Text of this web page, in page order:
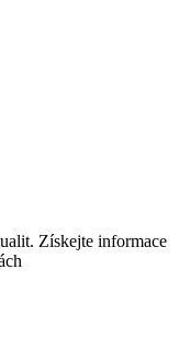
Získejte informace